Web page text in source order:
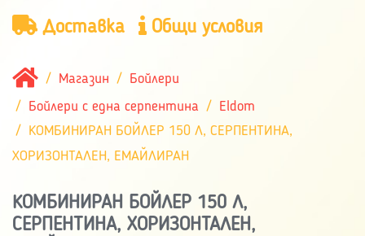
Доставка Общи условия
Магазин
Бойлери
Бойлери с една серпентина
Eldom
КОМБИНИРАН БОЙЛЕР 150 Л, СЕРПЕНТИНА,
ХОРИЗОНТАЛЕН, ЕМАЙЛИРАН
КОМБИНИРАН БОЙЛЕР 150 Л,
СЕРПЕНТИНА, ХОРИЗОНТАЛЕН,